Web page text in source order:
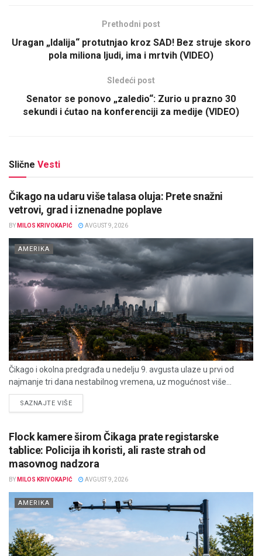
Prethodni post
Uragan „Idalija“ protutnjao kroz SAD! Bez struje skoro
pola miliona ljudi, ima i mrtvih (VIDEO)
Sledeći post
Senator se ponovo „zaledio“: Zurio u prazno 30
sekundi i ćutao na konferenciji za medije (VIDEO)
Slične Vesti
Čikago na udaru više talasa oluja: Prete snažni
vetrovi, grad i iznenadne poplave
BY MILOS KRIVOKAPIĆ AVGUST 9, 2026
AMERIKA
Čikago i okolna predgrađa u nedelju 9. avgusta ulaze u prvi od
najmanje tri dana nestabilnog vremena, uz mogućnost više...
SAZNAJTE VIŠEDETAILS
Flock kamere širom Čikaga prate registarske
tablice: Policija ih koristi, ali raste strah od
masovnog nadzora
BY MILOS KRIVOKAPIĆ AVGUST 9, 2026
AMERIKA